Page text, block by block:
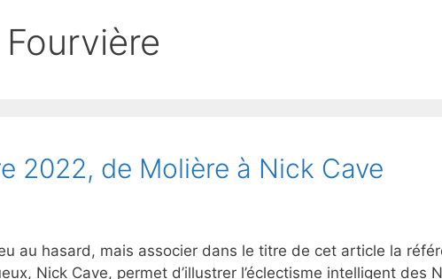
2022, de Molière à Nick Cave
au hasard, mais associer dans le titre de cet article la
Nick Cave, permet d’illustrer l’éclectisme intelligent